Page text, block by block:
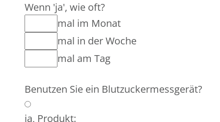
Wenn 'ja', wie oft?
mal im Monat
mal in der Woche
mal am Tag
Benutzen Sie ein Blutzuckermessgerät?
ja, Produkt: